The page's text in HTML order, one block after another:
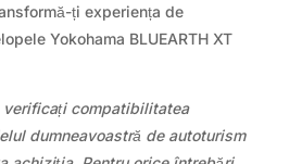
ți experiența de
Yokohama BLUEARTH XT
verificați compatibilitatea
dumneavoastră de autoturism